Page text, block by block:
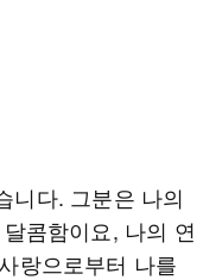
니다. 그분은 나의
콤함이요, 나의 연
랑으로부터 나를